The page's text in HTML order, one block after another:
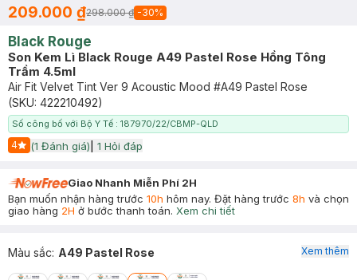
209.000 ₫298.000 ₫ -30%
Black Rouge
Son Kem Lì Black Rouge A49 Pastel Rose Hồng Tông
Trầm 4.5ml
Air Fit Velvet Tint Ver 9 Acoustic Mood #A49 Pastel Rose
(SKU: 422210492)
Số công bố với Bộ Y Tế : 187970/22/CBMP-QLD
4
Start Icon
(1 Đánh giá) 1 Hỏi đáp
Giao Nhanh Miễn Phí 2H
Bạn muốn nhận hàng trước 10h hôm nay. Đặt hàng trước 8h và chọn
giao hàng 2H ở bước thanh toán. Xem chi tiết
Màu sắc: A49 Pastel Rose Xem thêm